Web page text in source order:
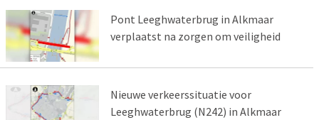
Pont Leeghwaterbrug in Alkmaar
verplaatst na zorgen om veiligheid
Nieuwe verkeerssituatie voor
Leeghwaterbrug (N242) in Alkmaar